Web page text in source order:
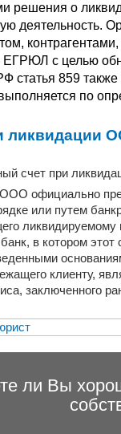
решения о
деятельность.
ЕГРЮЛ с целью
статья 859
по
ликвидации
счет при
официально
или путем
в котором этот
клиенту,
заключенного
ли Вы